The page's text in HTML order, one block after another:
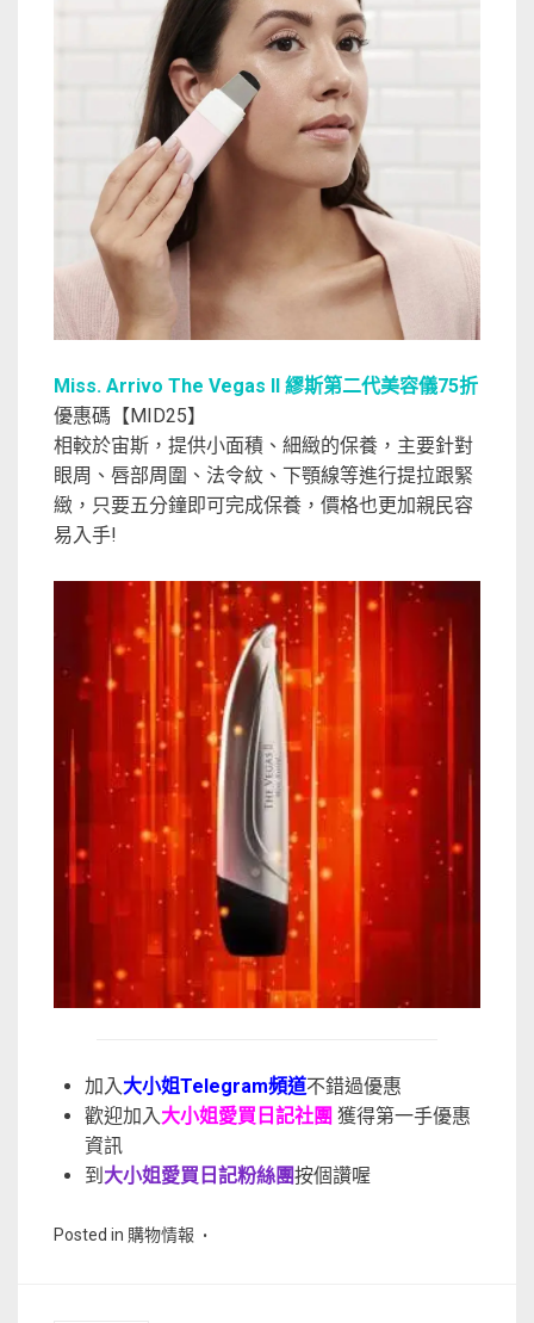
Miss. Arrivo The Vegas II 繆斯第二代美容儀75折
優惠碼【MID25】
相較於宙斯，提供小面積、細緻的保養，主要針對
眼周、唇部周圍、法令紋、下顎線等進行提拉跟緊
緻，只要五分鐘即可完成保養，價格也更加親民容
易入手!
加入大小姐Telegram頻道不錯過優惠
歡迎加入大小姐愛買日記社團 獲得第一手優惠
資訊
到 大小姐愛買日記粉絲團按個讚喔
Posted in 購物情報